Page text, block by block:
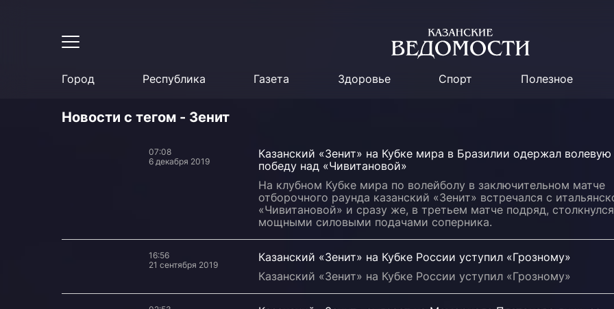
Город Республика Газета Здоровье Спорт Полезное
Новости с тегом - Зенит
07:08
6 декабря 2019
Казанский «Зенит» на Кубке мира в Бразилии одержал волевую
победу над «Чивитановой»
На клубном Кубке мира по волейболу в заключительном матче
отборочного раунда казанский «Зенит» встречался с
«Чивитановой» и сразу же, в третьем матче подряд,
мощными силовыми подачами соперника.
16:56
21 сентября 2019
Казанский «Зенит» на Кубке России уступил «Грозному»
Казанский «Зенит» на Кубке России уступил «Грозному»